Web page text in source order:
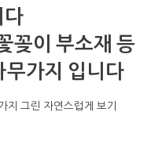
다
꽂이 부소재 등
무가지 입니다